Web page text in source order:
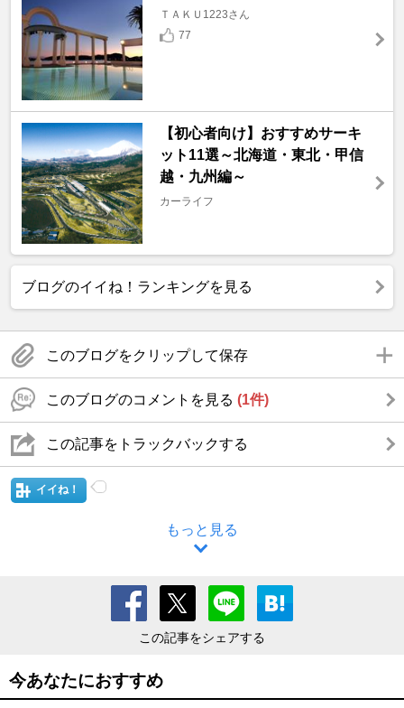
ＴＡＫＵ1223さん
77
【初心者向け】おすすめサーキ
ット11選～北海道・東北・甲信
越・九州編～
カーライフ
ブログのイイね！ランキングを見る
このブログをクリップして保存
このブログのコメントを見る (1件)
この記事をトラックバックする
イイね！
もっと見る
この記事をシェアする
今あなたにおすすめ